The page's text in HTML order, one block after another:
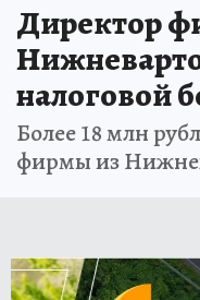
Директор
налоговой
Более 18 млн
фирмы из